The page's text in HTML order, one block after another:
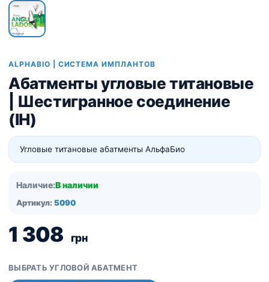
ALPHABIO | СИСТЕМА ИМПЛАНТОВ
Абатменты угловые титановые
| Шестигранное соединение
(IH)
Угловые титановые абатменты АльфаБио
Наличие:В наличии
Артикул: 5090
1 308 грн
ВЫБРАТЬ УГЛОВОЙ АБАТМЕНТ